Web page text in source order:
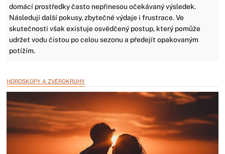
domácí prostředky často nepřinesou očekávaný výsledek.
Následují další pokusy, zbytečné výdaje i frustrace. Ve
skutečnosti však existuje osvědčený postup, který pomůže
udržet vodu čistou po celou sezonu a předejít opakovaným
potížím.
HOROSKOPY A ZVĚROKRUHY